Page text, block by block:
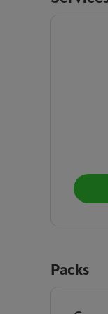
Packs